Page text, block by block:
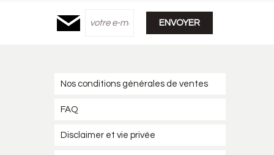
Nos conditions générales de ventes
FAQ
Disclaimer et vie privée